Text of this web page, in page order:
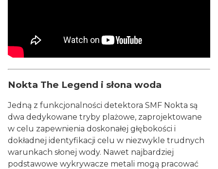
Nokta The Legend i słona woda
Jedną z funkcjonalności detektora SMF Nokta są
dwa dedykowane tryby plażowe, zaprojektowane
w celu zapewnienia doskonałej głębokości i
dokładnej identyfikacji celu w niezwykle trudnych
warunkach słonej wody. Nawet najbardziej
podstawowe wykrywacze metali mogą pracować